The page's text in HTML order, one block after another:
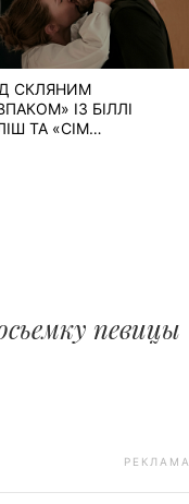
СКЛЯНИМ
ІЗ БІЛЛІ
ТА «СІМ
певицы
РЕКЛАМА